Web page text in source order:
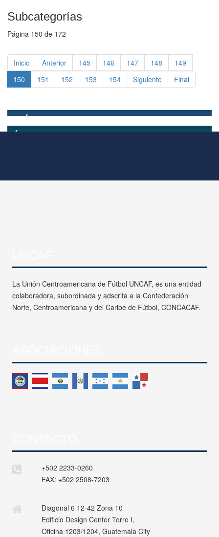
Subcategorías
Página 150 de 172
Inicio Anterior 145 146 147 148
149
150
151 152 153 154 Siguiente Final
La Unión Centroamericana de Fútbol UNCAF, es una entidad
colaboradora, subordinada y adscrita a la Confederación
Norte, Centroamericana y del Caribe de Fútbol, CONCACAF.
+502 2233-0260
FAX: +502 2508-7203
Diagonal 6 12-42 Zona 10
Edificio Design Center Torre I,
Oficina 1203/1204, Guatemala City